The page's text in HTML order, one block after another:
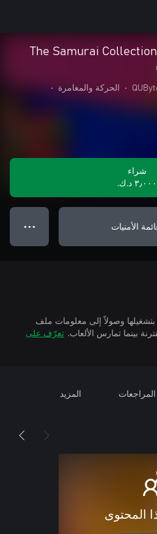
The Samurai
• الحركة والمغامرة
•
شراء
٣٫٠٠٠ د.ك.‏
الأمنيات ● ● ●
بتشغيلها وصولاً إلى معلومات ملف
تعرّف على
المراجعات المزيد
المحتوى